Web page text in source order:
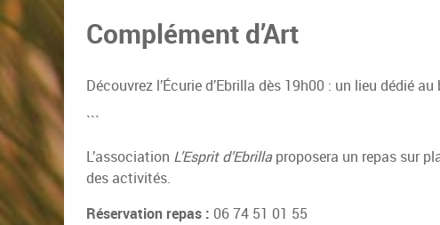
Complément d’Art
Découvrez l’Écurie d’Ebrilla dès 19h00 : un lieu dédié
```
L’association L’Esprit d’Ebrillaproposera un repas sur
des activités.
Réservation repas : 06 74 51 01 55